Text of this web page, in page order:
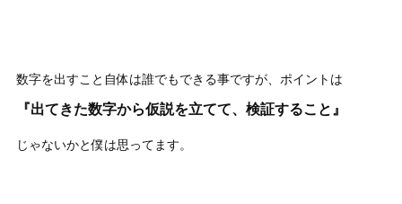
数字を出すこと自体は誰でもできる事ですが、ポイントは
『出てきた数字から仮説を立てて、検証すること』
じゃないかと僕は思ってます。